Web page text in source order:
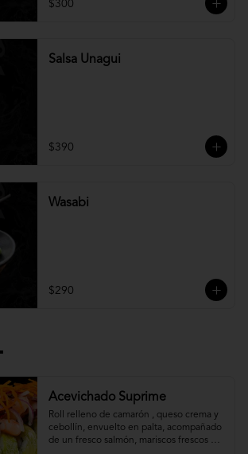
$300
Salsa Unagui
$390
Wasabi
$290
Acevichado Suprime
Roll relleno de camarón , queso crema y
cebollín, envuelto en palta, acompañado
de un fresco salmón, mariscos frescos en